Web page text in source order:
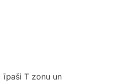
īpaši T zonu un